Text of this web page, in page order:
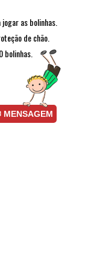
as bolinhas.
de chão.
bolinhas.
MENSAGEM